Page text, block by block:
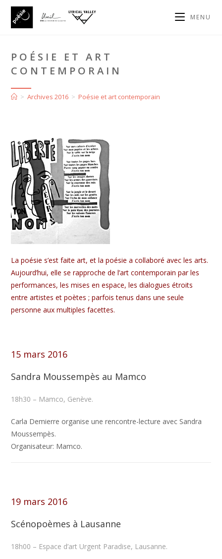
MENU
POÉSIE ET ART
CONTEMPORAIN
> Archives 2016 > Poésie et art contemporain
La poésie s’est faite art, et la poésie a collaboré avec les arts.
Aujourd’hui, elle se rapproche de l’art contemporain par les
performances, les mises en espace, les dialogues étroits
entre artistes et poètes ; parfois tenus dans une seule
personne aux multiples facettes.
15 mars 2016
Sandra Moussempès au Mamco
18h30 – Mamco, Genève.
Carla Demierre organise une rencontre-lecture avec Sandra
Moussempès.
Organisateur: Mamco.
19 mars 2016
Scénopoèmes à Lausanne
18h00 – Espace d’art Urgent Paradise, Lausanne.